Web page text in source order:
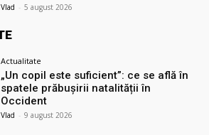
Vlad - 5 august 2026
Actualitate
„Un copil este suficient”: ce se află în
spatele prăbușirii natalității în
Occident
Vlad - 9 august 2026